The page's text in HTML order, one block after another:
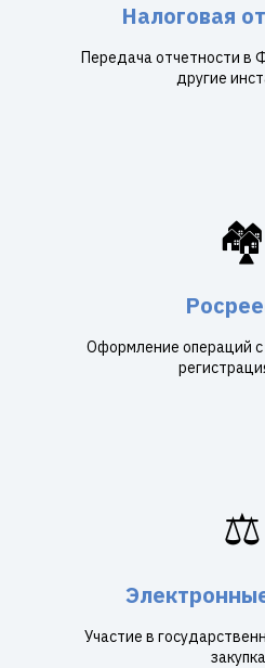
Налоговая
Передача отчетности в
другие
🏘️
Оформление операций
⚖️
Участие в